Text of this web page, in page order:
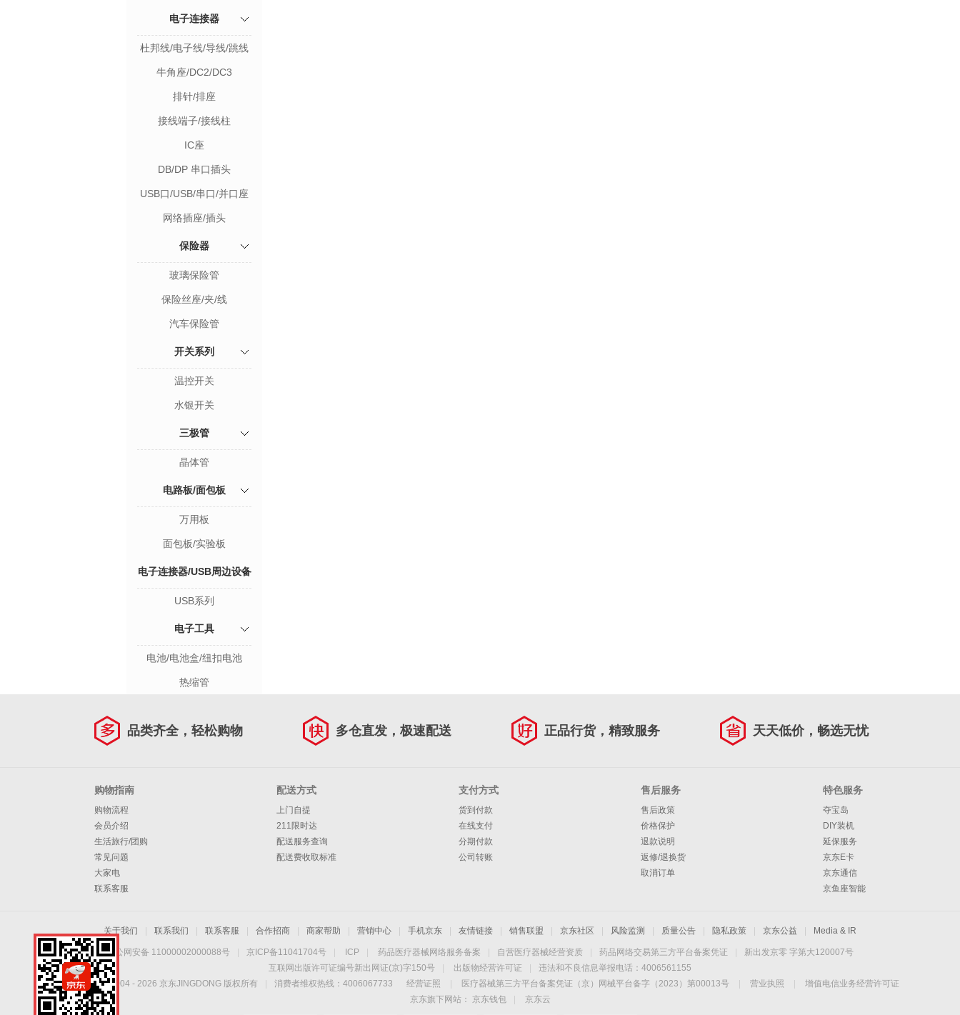
电子连接器
杜邦线/电子线/导线/跳线
牛角座/DC2/DC3
排针/排座
接线端子/接线柱
IC座
DB/DP 串口插头
USB口/USB/串口/并口座
网络插座/插头
保险器
玻璃保险管
保险丝座/夹/线
汽车保险管
开关系列
温控开关
水银开关
三极管
晶体管
电路板/面包板
万用板
面包板/实验板
电子连接器/USB周边设备
系列
USB系列
电子工具
电池/电池盒/纽扣电池
热缩管
品类齐全，轻松购物 多仓直发，极速配送 正品行货，精致服务 天天低价，畅选无忧
购物指南
购物流程
会员介绍
生活旅行/团购
常见问题
大家电
联系客服
配送方式
上门自提
211限时达
配送服务查询
配送费收取标准
支付方式
货到付款
在线支付
分期付款
公司转账
售后服务
售后政策
价格保护
退款说明
返修/退换货
取消订单
特色服务
夺宝岛
DIY装机
延保服务
京东E卡
京东通信
京鱼座智能
关于我们 联系我们 联系客服 合作招商 商家帮助 营销中心 手机京东 友情链接 销售联盟 京东社区 风险监测 质量公告 隐私政策 京东公益 Media & IR
京公网安备 11000002000088号 京ICP备11041704号 ICP 药品医疗器械网络服务备案 自营医疗器械经营资质 药品网络交易第三方平台备案凭证
新出发京零 字第大120007号
互联网出版许可证编号新出网证(京)字150号
出版物经营许可证
违法和不良信息举报电话：4006561155
Copyright © 2004 - 2026 京东JINGDONG 版权所有 消费者维权热线：4006067733 经营证照 医疗器械第三方平台备案凭证（京）网械平台备字（2023）第00013号 营业执照
增值电信业务经营许可证
京东旗下网站：
京东钱包
京东云
手机扫一扫，劲爆优